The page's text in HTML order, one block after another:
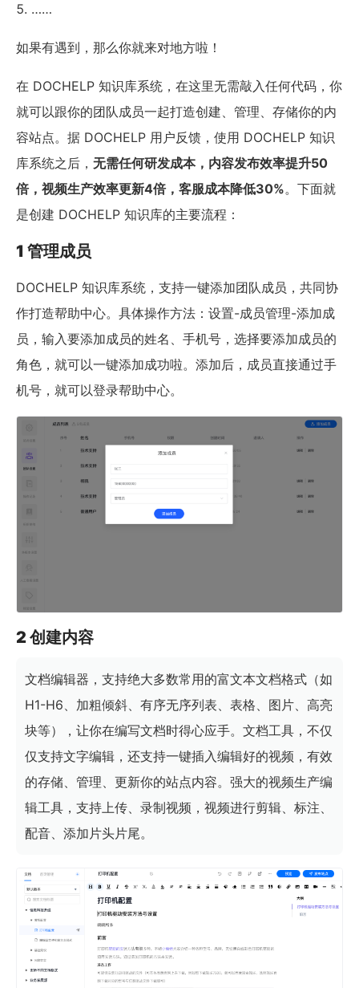
……
如果有遇到，那么你就来对地方啦！
在 DOCHELP 知识库系统，在这里无需敲入任何代码，你
就可以跟你的团队成员一起打造创建、管理、存储你的内
容站点。据 DOCHELP 用户反馈，使用 DOCHELP 知识
库系统之后， 无需任何研发成本，内容发布效率提升50
倍，视频生产效率更新4倍，客服成本降低30%。下面就
是创建 DOCHELP 知识库的主要流程：
1 管理成员
DOCHELP 知识库系统，支持一键添加团队成员，共同协
作打造帮助中心。具体操作方法：设置-成员管理-添加成
员，输入要添加成员的姓名、手机号，选择要添加成员的
角色，就可以一键添加成功啦。添加后，成员直接通过手
机号，就可以登录帮助中心。
2 创建内容
文档编辑器，支持绝大多数常用的富文本文档格式（如
H1-H6、加粗倾斜、有序无序列表、表格、图片、高亮
块等），让你在编写文档时得心应手。文档工具，不仅
仅支持文字编辑，还支持一键插入编辑好的视频，有效
的存储、管理、更新你的站点内容。强大的视频生产编
辑工具，支持上传、录制视频，视频进行剪辑、标注、
配音、添加片头片尾。